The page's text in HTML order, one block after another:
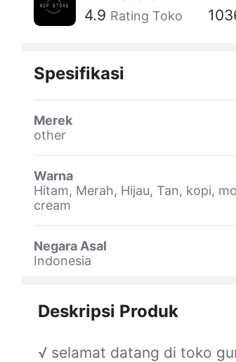
4.9 Rating Toko
Spesifikasi
Merek
other
Warna
Hitam, Merah, Hijau, Tan, kopi,
cream
Negara Asal
Indonesia
Deskripsi Produk
√ selamat datang di toko